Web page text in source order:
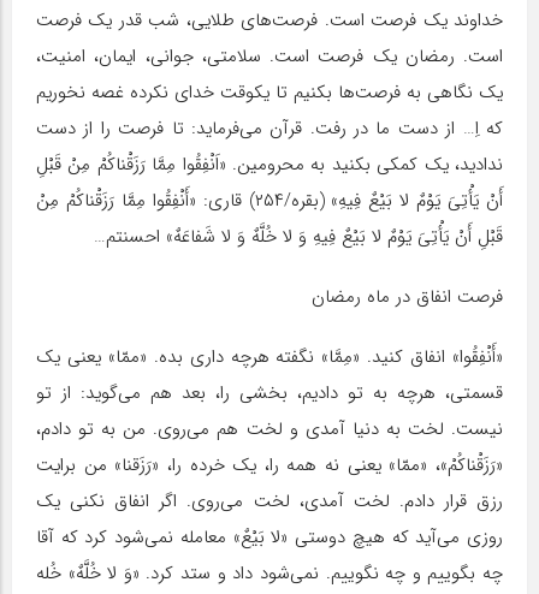
خداوند یک فرصت است. فرصت‌های طلایی، شب قدر یک فرصت
است. رمضان یک فرصت است. سلامتی، جوانی، ایمان، امنیت،
یک نگاهی به فرصت‌ها بکنیم تا یکوقت خدای نکرده غصه نخوریم
که اِ… از دست ما در رفت. قرآن می‌فرماید: تا فرصت را از دست
ندادید، یک کمکی بکنید به محرومین. «اَنْفِقُوا مِمَّا رَزَقْناکُمْ‏ مِنْ قَبْلِ
أَنْ یَأْتِیَ یَوْمٌ لا بَیْعٌ فِیهِ» (بقره/۲۵۴) قاری: «أَنْفِقُوا مِمَّا رَزَقْناکُمْ‏ مِنْ
قَبْلِ أَنْ یَأْتِیَ یَوْمٌ لا بَیْعٌ فِیهِ وَ لا خُلَّهٌ وَ لا شَفاعَهٌ» احسنتم…
فرصت انفاق در ماه رمضان
«أَنْفِقُوا» انفاق کنید. «مِمَّا» نگفته هرچه داری بده. «ممّا» یعنی یک
قسمتی، هرچه به تو دادیم، بخشی را، بعد هم می‌گوید: از تو
نیست. لخت به دنیا آمدی و لخت هم می‌روی. من به تو دادم،
«رَزَقْناکُمْ»، «ممّا» یعنی نه همه را، یک خرده را، «رَزَقنا» من برایت
رزق قرار دادم. لخت آمدی، لخت می‌روی. اگر انفاق نکنی یک
روزی می‌آید که هیچ دوستی «لا بَیْعٌ» معامله نمی‌شود کرد که آقا
چه بگوییم و چه نگوییم. نمی‌شود داد و ستد کرد. «وَ لا خُلَّهٌ» خُله